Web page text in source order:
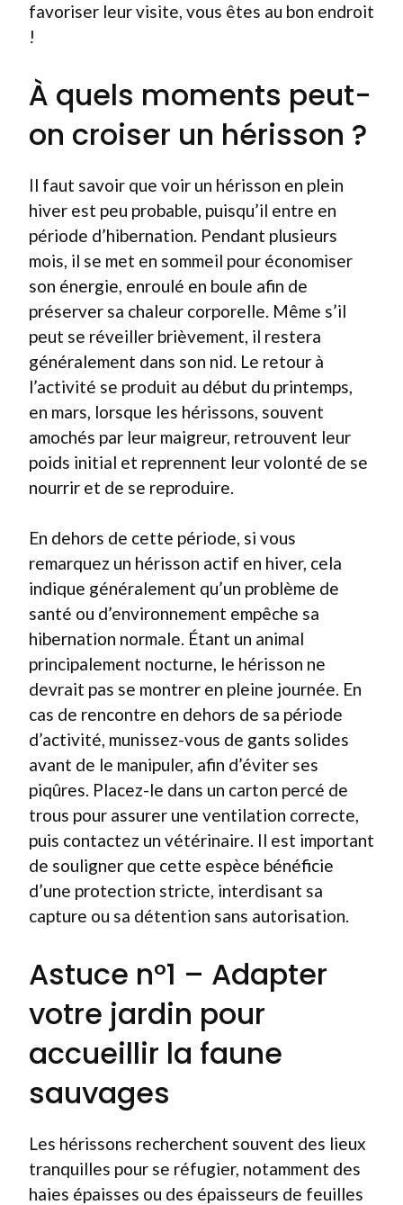
favoriser leur visite, vous êtes au bon endroit
!
À quels moments peut-
on croiser un hérisson ?
Il faut savoir que voir un hérisson en plein
hiver est peu probable, puisqu’il entre en
période d’hibernation. Pendant plusieurs
mois, il se met en sommeil pour économiser
son énergie, enroulé en boule afin de
préserver sa chaleur corporelle. Même s’il
peut se réveiller brièvement, il restera
généralement dans son nid. Le retour à
l’activité se produit au début du printemps,
en mars, lorsque les hérissons, souvent
amochés par leur maigreur, retrouvent leur
poids initial et reprennent leur volonté de se
nourrir et de se reproduire.
En dehors de cette période, si vous
remarquez un hérisson actif en hiver, cela
indique généralement qu’un problème de
santé ou d’environnement empêche sa
hibernation normale. Étant un animal
principalement nocturne, le hérisson ne
devrait pas se montrer en pleine journée. En
cas de rencontre en dehors de sa période
d’activité, munissez-vous de gants solides
avant de le manipuler, afin d’éviter ses
piqûres. Placez-le dans un carton percé de
trous pour assurer une ventilation correcte,
puis contactez un vétérinaire. Il est important
de souligner que cette espèce bénéficie
d’une protection stricte, interdisant sa
capture ou sa détention sans autorisation.
Astuce n°1 – Adapter
votre jardin pour
accueillir la faune
sauvages
Les hérissons recherchent souvent des lieux
tranquilles pour se réfugier, notamment des
haies épaisses ou des épaisseurs de feuilles